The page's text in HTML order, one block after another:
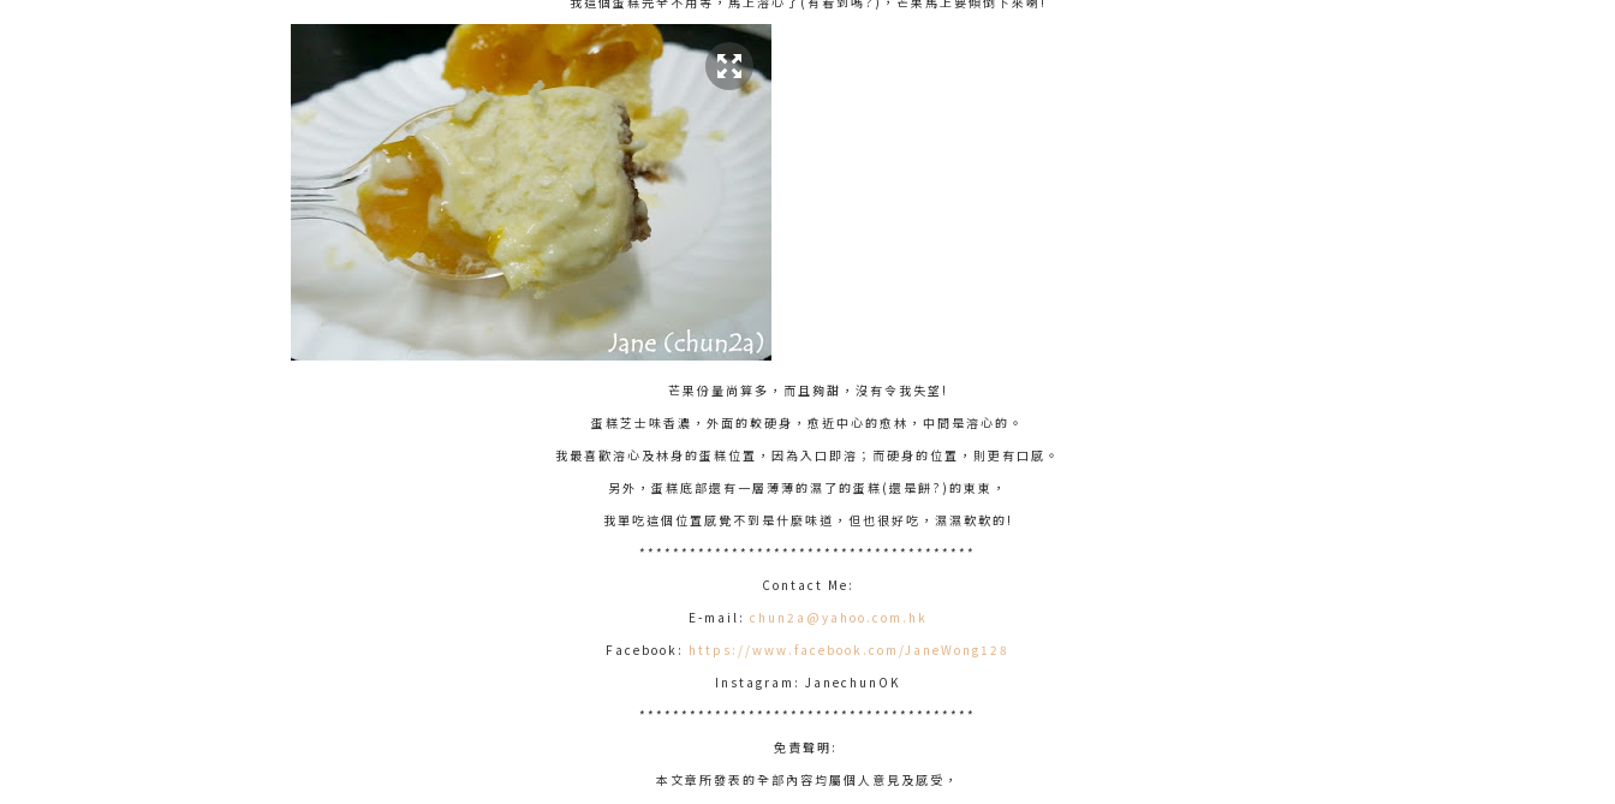
芒果份量尚算多，而且夠甜，沒有令我失望!
蛋糕芝士味香濃，外面的較硬身，愈近中心的愈林，中間是溶心的。
我最喜歡溶心及林身的蛋糕位置，因為入口即溶；而硬身的位置，則更有口感。
另外，蛋糕底部還有一層薄薄的濕了的蛋糕(還是餅?)的東東，
我單吃這個位置感覺不到是什麼味道，但也很好吃，濕濕軟軟的!
****************************************
Contact Me:
E-mail: chun2a@yahoo.com.hk
Facebook: https://www.facebook.com/JaneWong128
Instagram: JanechunOK
****************************************
免責聲明:
本文章所發表的全部內容均屬個人意見及感受，